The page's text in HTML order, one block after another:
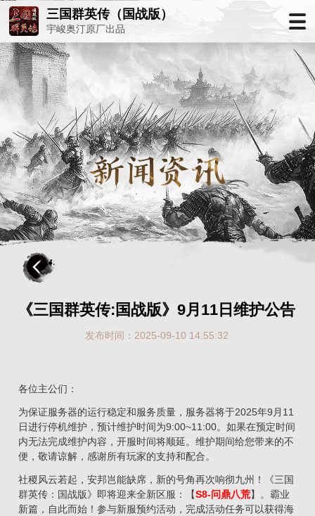
三国群英传（国战版）
宇峻奥汀原厂出品
《三国群英传:国战版》9月11日维护公告
发布时间：2025-09-10 14:55:32
各位主公们：
为保证服务器的运行稳定和服务质量，服务器将于2025年9月11
日进行停机维护，预计维护时间为9:00~11:00。如果在预定时间
内无法完成维护内容，开服时间将顺延。维护期间给您带来的不
便，敬请谅解，感谢所有玩家的支持和配合。
社稷风云若起，安邦岂能缺席，新的号角再次响彻九州！《三国
群英传：国战版》即将迎来全新区服：【S8-问鼎八荒】。霸业
新篇，自此而始！参与新服预约活动，完成活动任务可以获得海